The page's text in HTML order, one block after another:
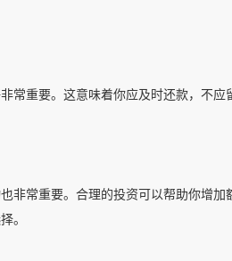
常重要。这意味着你应及时还款，不应
非常重要。合理的投资可以帮助你增
。